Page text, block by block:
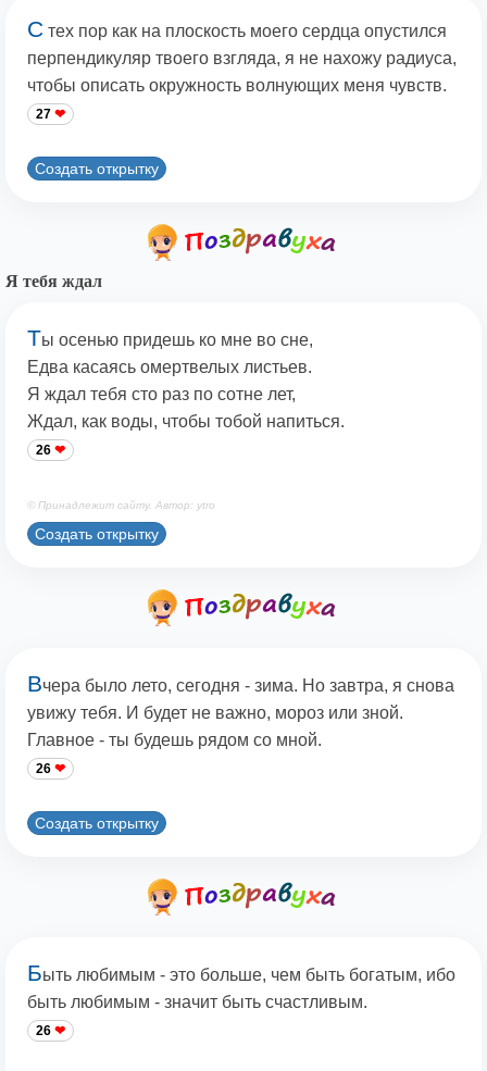
С тех пор как на плоскость моего сердца опустился
перпендикуляр твоего взгляда, я не нахожу радиуса,
чтобы описать окружность волнующих меня чувств.
27
Создать открытку
Я тебя ждал
Ты осенью придешь ко мне во сне,
Едва касаясь омертвелых листьев.
Я ждал тебя сто раз по сотне лет,
Ждал, как воды, чтобы тобой напиться.
26
© Принадлежит сайту. Автор: ytro
Создать открытку
Вчера было лето, сегодня - зима. Но завтра, я снова
увижу тебя. И будет не важно, мороз или зной.
Главное - ты будешь рядом со мной.
26
Создать открытку
Быть любимым - это больше, чем быть богатым, ибо
быть любимым - значит быть счастливым.
26